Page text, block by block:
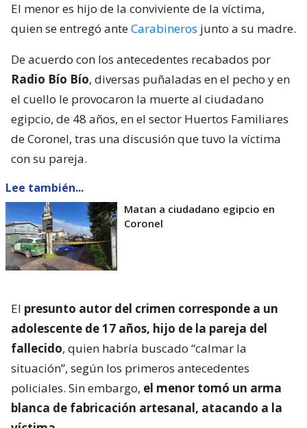
El menor es hijo de la conviviente de la víctima,
quien se entregó anteCarabineros junto a su madre.
De acuerdo con los antecedentes recabados por
Radio Bío Bío, diversas puñaladas en el pecho y en
el cuello le provocaron la muerte al ciudadano
egipcio, de 48 años, en el sector Huertos Familiares
de Coronel, tras una discusión que tuvo la víctima
con su pareja.
Lee también...
Matan a ciudadano egipcio en
Coronel
El presunto autor del crimen corresponde a un
adolescente de 17 años, hijo de la pareja del
fallecido, quien habría buscado “calmar la
situación”, según los primeros antecedentes
policiales. Sin embargo, el menor tomó un arma
blanca de fabricación artesanal, atacando a la